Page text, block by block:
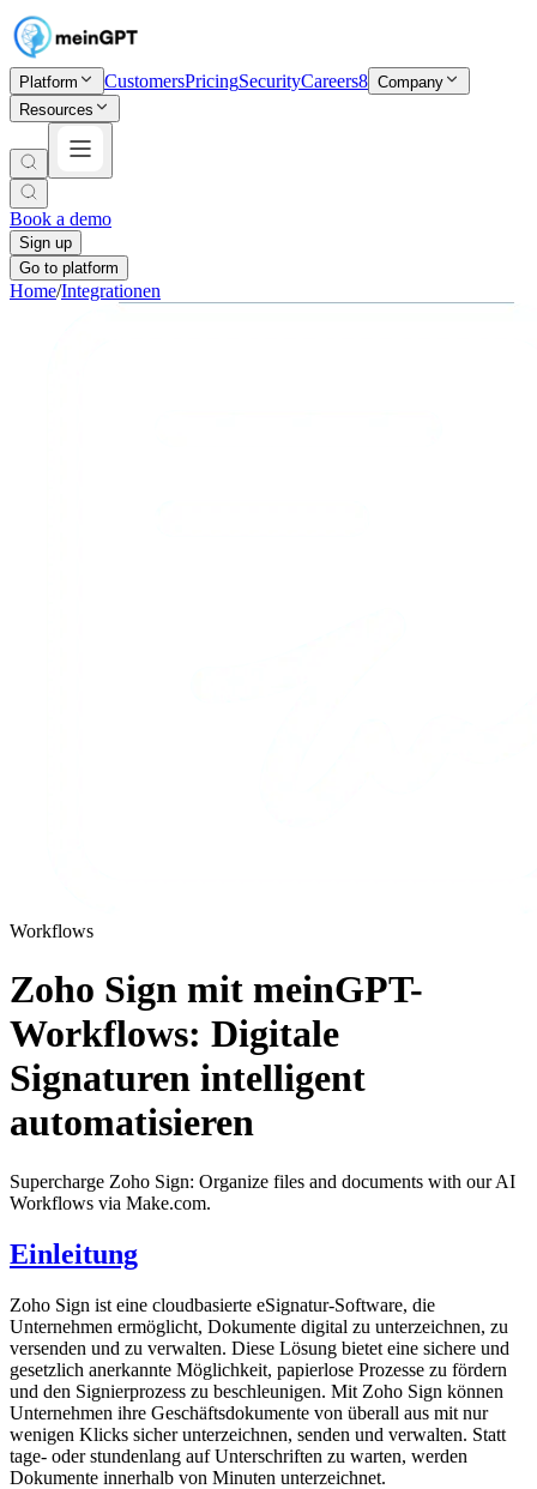
Platform CustomersPricingSecurityCareers8 Company
Resources
Book a demo
Sign up
Go to platform
Home/Integrationen
Workflows
Zoho Sign mit meinGPT-
Workflows: Digitale
Signaturen intelligent
automatisieren
Supercharge Zoho Sign: Organize files and documents with our AI
Workflows via Make.com.
Einleitung
Zoho Sign ist eine cloudbasierte eSignatur-Software, die
Unternehmen ermöglicht, Dokumente digital zu unterzeichnen, zu
versenden und zu verwalten. Diese Lösung bietet eine sichere und
gesetzlich anerkannte Möglichkeit, papierlose Prozesse zu fördern
und den Signierprozess zu beschleunigen. Mit Zoho Sign können
Unternehmen ihre Geschäftsdokumente von überall aus mit nur
wenigen Klicks sicher unterzeichnen, senden und verwalten. Statt
tage- oder stundenlang auf Unterschriften zu warten, werden
Dokumente innerhalb von Minuten unterzeichnet.